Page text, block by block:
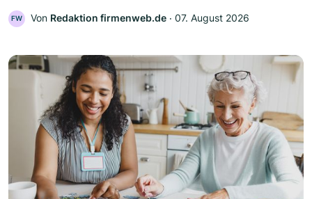
FW Von Redaktion firmenweb.de ‧ 07. August 2026